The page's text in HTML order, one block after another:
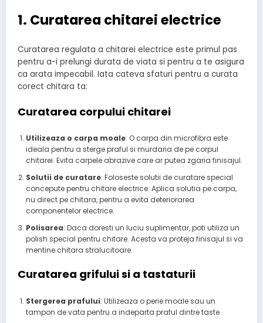
1. Curatarea chitarei electrice
Curatarea regulata a chitarei electrice este primul pas
pentru a-i prelungi durata de viata si pentru a te asigura
ca arata impecabil. Iata cateva sfaturi pentru a curata
corect chitara ta:
Curatarea corpului chitarei
Utilizeaza o carpa moale: O carpa din microfibra este
ideala pentru a sterge praful si murdaria de pe corpul
chitarei. Evita carpele abrazive care ar putea zgaria finisajul.
Solutii de curatare: Foloseste solutii de curatare special
concepute pentru chitare electrice. Aplica solutia pe carpa,
nu direct pe chitara, pentru a evita deteriorarea
componentelor electrice.
Polisarea: Daca doresti un luciu suplimentar, poti utiliza un
polish special pentru chitare. Acesta va proteja finisajul si va
mentine chitara stralucitoare.
Curatarea grifului si a tastaturii
Stergerea prafului: Utilizeaza o perie moale sau un
tampon de vata pentru a indeparta praful dintre taste.